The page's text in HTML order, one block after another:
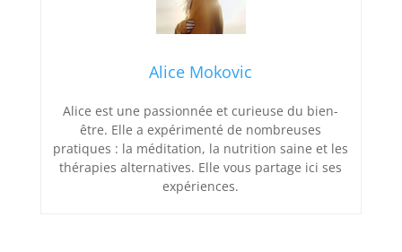
Alice Mokovic
Alice est une passionnée et curieuse du bien-
être. Elle a expérimenté de nombreuses
pratiques : la méditation, la nutrition saine et les
thérapies alternatives. Elle vous partage ici ses
expériences.